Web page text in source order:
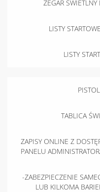
ZEGAR
LISTY
LISTY
TABLICA
ZAPISY ONLINE Z
PANELU
-ZABEZPIECZENIE
LUB KILKOMA